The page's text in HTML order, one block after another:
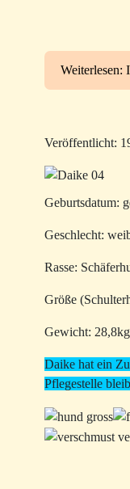
Weiterlesen:
Veröffentlicht:
Geburtsdatum:
Geschlecht:
Rasse:
Größe
Gewicht: 28,8kg
Daike hat ein
Pflegestelle